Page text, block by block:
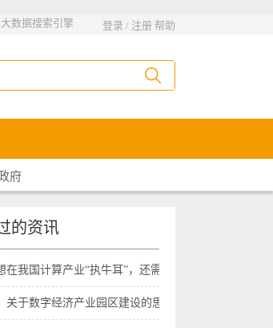
登录 / 注册 帮助
大数据搜索引擎
府
的资讯
在我国计算产业“执牛耳”，还需
关于数字经济产业园区建设的思考